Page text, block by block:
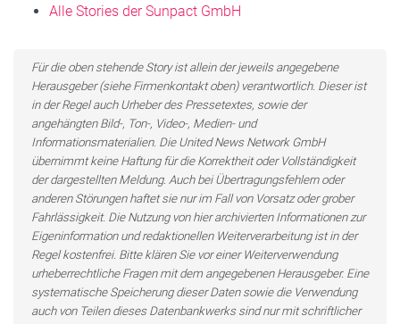
Alle Stories der Sunpact GmbH
Für die oben stehende Story ist allein der jeweils angegebene
Herausgeber (siehe Firmenkontakt oben) verantwortlich. Dieser ist
in der Regel auch Urheber des Pressetextes, sowie der
angehängten Bild-, Ton-, Video-, Medien- und
Informationsmaterialien. Die United News Network GmbH
übernimmt keine Haftung für die Korrektheit oder Vollständigkeit
der dargestellten Meldung. Auch bei Übertragungsfehlern oder
anderen Störungen haftet sie nur im Fall von Vorsatz oder grober
Fahrlässigkeit. Die Nutzung von hier archivierten Informationen zur
Eigeninformation und redaktionellen Weiterverarbeitung ist in der
Regel kostenfrei. Bitte klären Sie vor einer Weiterverwendung
urheberrechtliche Fragen mit dem angegebenen Herausgeber. Eine
systematische Speicherung dieser Daten sowie die Verwendung
auch von Teilen dieses Datenbankwerks sind nur mit schriftlicher